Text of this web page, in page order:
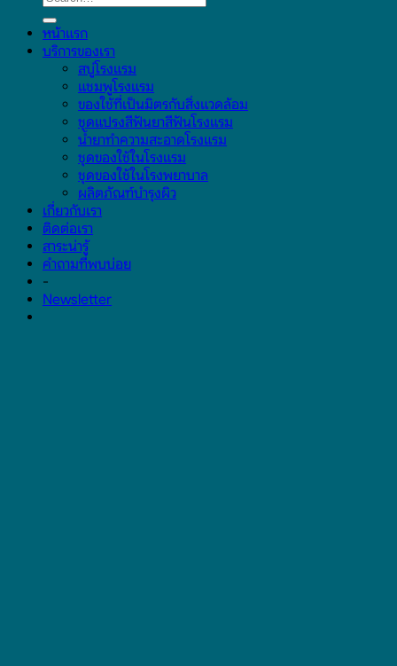
หน้าแรก
บริการของเรา
สบู่โรงแรม
แชมพูโรงแรม
ของใช้ที่เป็นมิตรกับสิ่งแวดล้อม
ชุดแปรงสีฟันยาสีฟันโรงแรม
น้ำยาทำความสะอาดโรงแรม
ชุดของใช้ในโรงแรม
ชุดของใช้ในโรงพยาบาล
ผลิตภัณฑ์บำรุงผิว
เกี่ยวกับเรา
ติดต่อเรา
สาระน่ารู้
คำถามที่พบบ่อย
-
Newsletter